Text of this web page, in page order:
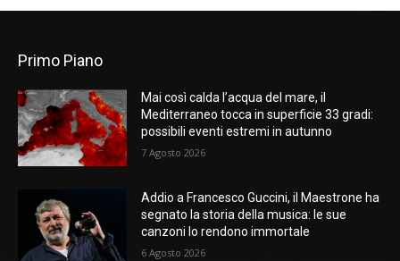
Primo Piano
Mai così calda l’acqua del mare, il
Mediterraneo tocca in superficie 33 gradi:
possibili eventi estremi in autunno
7 Agosto 2026
Addio a Francesco Guccini, il Maestrone ha
segnato la storia della musica: le sue
canzoni lo rendono immortale
6 Agosto 2026